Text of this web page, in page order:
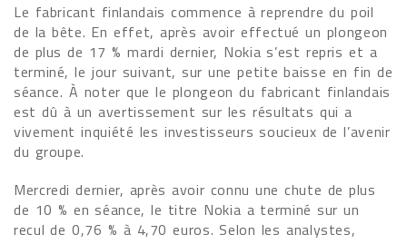
Le fabricant finlandais commence à reprendre du poil
de la bête. En effet, après avoir effectué un plongeon
de plus de 17 % mardi dernier, Nokia s’est repris et a
terminé, le jour suivant, sur une petite baisse en fin de
séance. À noter que le plongeon du fabricant finlandais
est dû à un avertissement sur les résultats qui a
vivement inquiété les investisseurs soucieux de l’avenir
du groupe.
Mercredi dernier, après avoir connu une chute de plus
de 10 % en séance, le titre Nokia a terminé sur un
recul de 0,76 % à 4,70 euros. Selon les analystes,